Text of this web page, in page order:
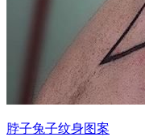
脖子兔子纹身图案